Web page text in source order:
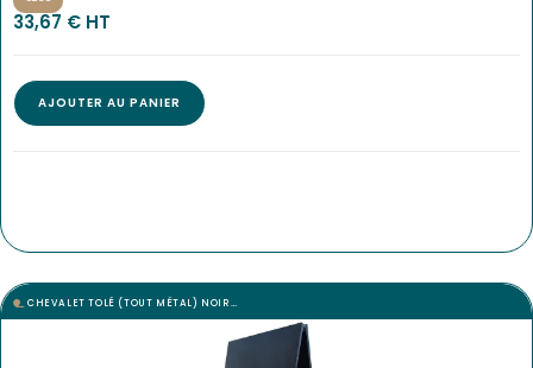
33,67 € HT
AJOUTER AU PANIER
CHEVALET TOLÉ (TOUT MÉTAL) NOIR…